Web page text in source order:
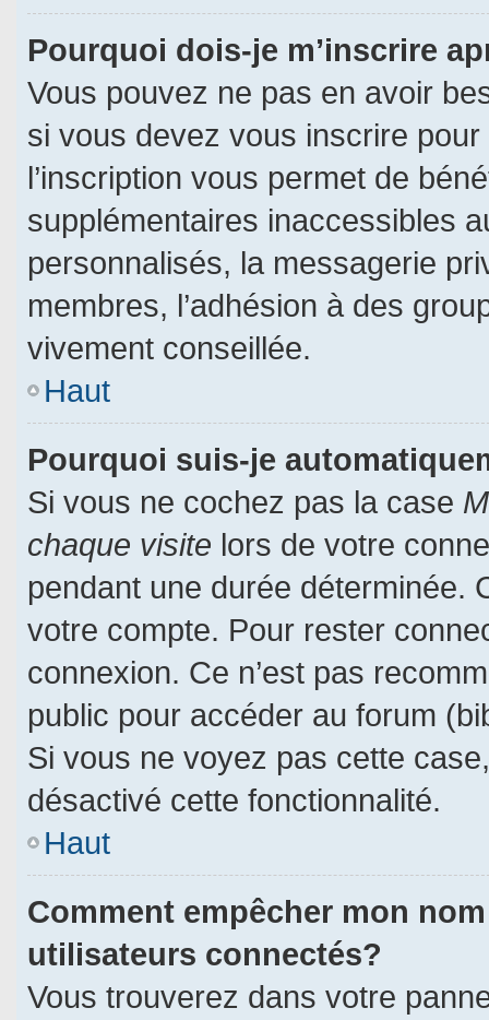
Pourquoi dois-je m’inscrire
Vous pouvez ne pas en avoir
si vous devez vous inscrire
l’inscription vous permet de
supplémentaires inaccessibles
personnalisés, la messagerie
membres, l’adhésion à des
vivement conseillée.
Haut
Pourquoi suis-je
Si vous ne cochez pas la case
chaque visite lors de votre
pendant une durée déterminée.
votre compte. Pour rester
connexion. Ce n’est pas
public pour accéder au forum
Si vous ne voyez pas cette
désactivé cette fonctionnalité.
Haut
Comment empêcher mon
utilisateurs connectés?
Vous trouverez dans votre